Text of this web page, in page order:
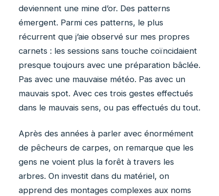
deviennent une mine d’or. Des patterns
émergent. Parmi ces patterns, le plus
récurrent que j’aie observé sur mes propres
carnets : les sessions sans touche coïncidaient
presque toujours avec une préparation bâclée.
Pas avec une mauvaise météo. Pas avec un
mauvais spot. Avec ces trois gestes effectués
dans le mauvais sens, ou pas effectués du tout.
Après des années à parler avec énormément
de pêcheurs de carpes, on remarque que les
gens ne voient plus la forêt à travers les
arbres. On investit dans du matériel, on
apprend des montages complexes aux noms